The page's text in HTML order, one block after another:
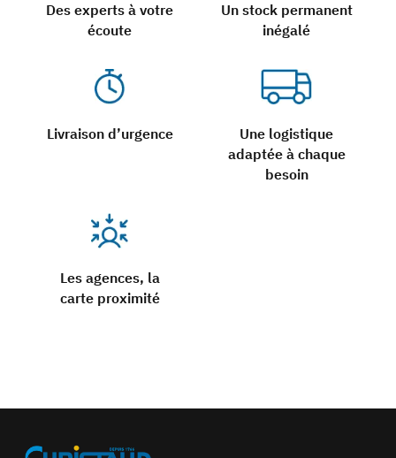
Des experts à votre
écoute
Un stock permanent
inégalé
Livraison d’urgence
Une logistique
adaptée à chaque
besoin
Les agences, la
carte proximité